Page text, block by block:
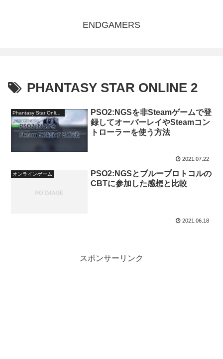
ENDGAMERS
PHANTASY STAR ONLINE 2
PSO2:NGSを非Steamゲームで登
録してオーバーレイやSteamコン
トローラーを使う方法
2021.07.22
オンラインゲーム
PSO2:NGSとブループロトコルの
CBTに参加した感想と比較
2021.06.18
スポンサーリンク